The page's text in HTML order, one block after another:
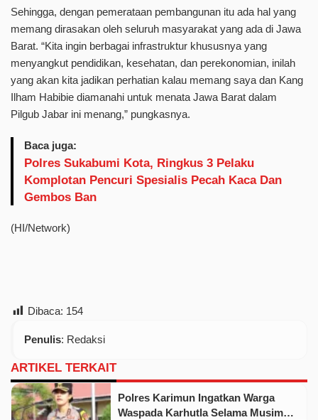
Sehingga, dengan pemerataan pembangunan itu ada hal yang
memang dirasakan oleh seluruh masyarakat yang ada di Jawa
Barat. “Kita ingin berbagai infrastruktur khususnya yang
menyangkut pendidikan, kesehatan, dan perekonomian, inilah
yang akan kita jadikan perhatian kalau memang saya dan Kang
Ilham Habibie diamanahi untuk menata Jawa Barat dalam
Pilgub Jabar ini menang,” pungkasnya.
Baca juga:
Polres Sukabumi Kota, Ringkus 3 Pelaku
Komplotan Pencuri Spesialis Pecah Kaca Dan
Gembos Ban
(HI/Network)
Dibaca: 154
Penulis: Redaksi
ARTIKEL TERKAIT
Polres Karimun Ingatkan Warga
Waspada Karhutla Selama Musim